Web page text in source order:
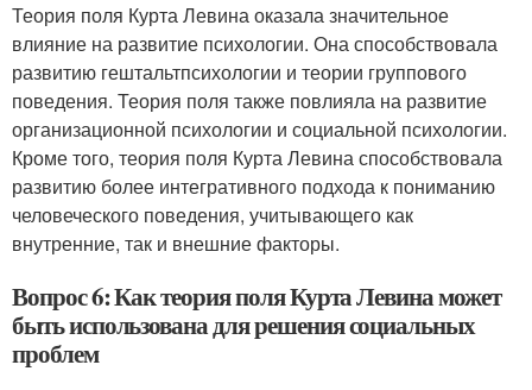
Теория поля Курта Левина оказала значительное
влияние на развитие психологии. Она способствовала
развитию гештальтпсихологии и теории группового
поведения. Теория поля также повлияла на развитие
организационной психологии и социальной психологии.
Кроме того, теория поля Курта Левина способствовала
развитию более интегративного подхода к пониманию
человеческого поведения, учитывающего как
внутренние, так и внешние факторы.
Вопрос 6: Как теория поля Курта Левина может
быть использована для решения социальных
проблем